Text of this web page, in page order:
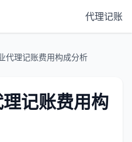
代理记账
代理记账费用构成分析
记账费用构